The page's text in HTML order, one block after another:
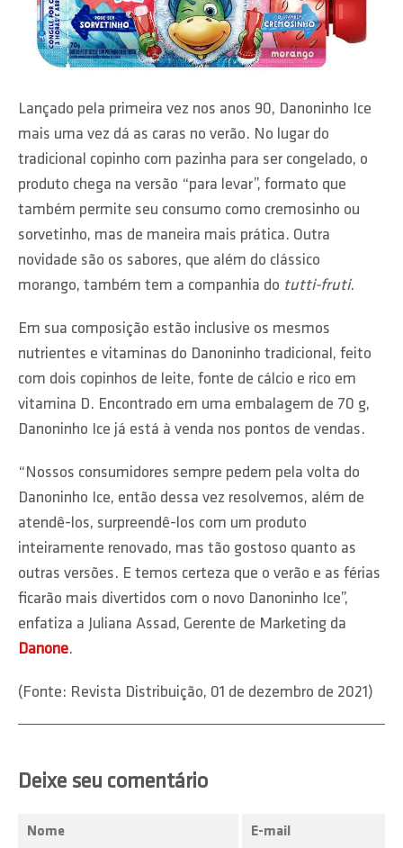
Lançado pela primeira vez nos anos 90, Danoninho Ice
mais uma vez dá as caras no verão. No lugar do
tradicional copinho com pazinha para ser congelado, o
produto chega na versão “para levar”, formato que
também permite seu consumo como cremosinho ou
sorvetinho, mas de maneira mais prática. Outra
novidade são os sabores, que além do clássico
morango, também tem a companhia do tutti-fruti.
Em sua composição estão inclusive os mesmos
nutrientes e vitaminas do Danoninho tradicional, feito
com dois copinhos de leite, fonte de cálcio e rico em
vitamina D. Encontrado em uma embalagem de 70 g,
Danoninho Ice já está à venda nos pontos de vendas.
“Nossos consumidores sempre pedem pela volta do
Danoninho Ice, então dessa vez resolvemos, além de
atendê-los, surpreendê-los com um produto
inteiramente renovado, mas tão gostoso quanto as
outras versões. E temos certeza que o verão e as férias
ficarão mais divertidos com o novo Danoninho Ice”,
enfatiza a Juliana Assad, Gerente de Marketing da
Danone.
(Fonte: Revista Distribuição, 01 de dezembro de 2021)
Deixe seu comentário